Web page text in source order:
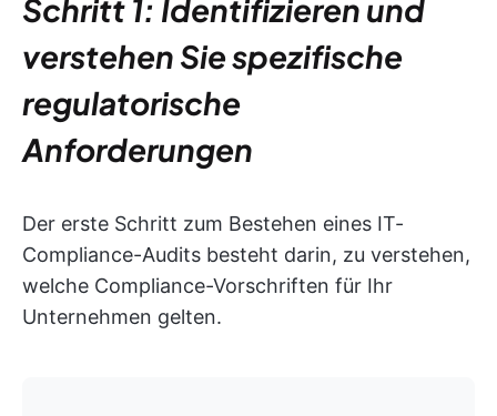
Schritt 1: Identifizieren und
verstehen Sie spezifische
regulatorische
Anforderungen
Der erste Schritt zum Bestehen eines IT-
Compliance-Audits besteht darin, zu verstehen,
welche Compliance-Vorschriften für Ihr
Unternehmen gelten.